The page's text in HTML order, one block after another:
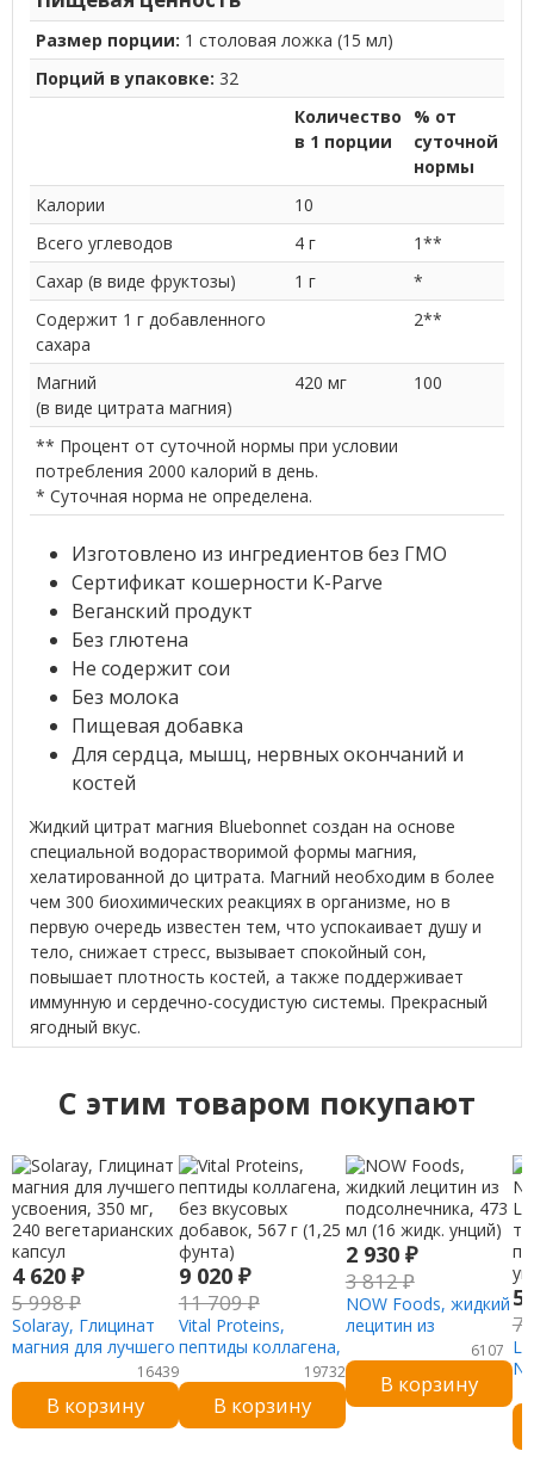
Размер порции: 1 столовая ложка (15 мл)
Порций в упаковке: 32
Количество
в 1 порции
% от
суточной
нормы
Калории
10
Всего углеводов
4 г
1**
Сахар (в виде фруктозы)
1 г
*
Содержит 1 г добавленного
сахара
2**
Магний
(в виде цитрата магния)
420 мг 100
** Процент от суточной нормы при условии
потребления 2000 калорий в день.
* Суточная норма не определена.
Изготовлено из ингредиентов без ГМО
Сертификат кошерности K-Parve
Веганский продукт
Без глютена
Не содержит сои
Без молока
Пищевая добавка
Для сердца, мышц, нервных окончаний и
костей
Жидкий цитрат магния Bluebonnet создан на основе
специальной водорастворимой формы магния,
хелатированной до цитрата. Магний необходим в более
чем 300 биохимических реакциях в организме, но в
первую очередь известен тем, что успокаивает душу и
тело, снижает стресс, вызывает спокойный сон,
повышает плотность костей, а также поддерживает
иммунную и сердечно-сосудистую системы. Прекрасный
ягодный вкус.
C этим товаром покупают
4 620 ₽
5 998₽
Solaray, Глицинат
магния для лучшего
усвоения, 350 мг,
240 вегетарианских
капсул
16439
В корзину
9 020 ₽
11 709₽
Vital Proteins,
пептиды коллагена,
без вкусовых
добавок, 567 г (1,25
фунта)
19732
В корзину
2 930 ₽
3 812₽
NOW Foods, жидкий
лецитин из
подсолнечника, 473
мл (16 жидк. унций)
6107
В корзину
5
7